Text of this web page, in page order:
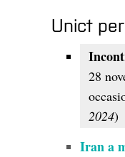
Unict
28
2024)
Iran a